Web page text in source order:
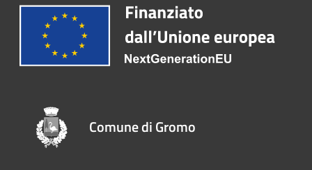
Comune di Gromo